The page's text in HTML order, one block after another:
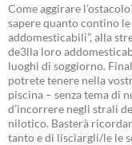
Come aggirare
sapere quanto contino
addomesticabili”, alla
de3lla loro
luoghi di soggiorno.
potrete tenere nella
piscina – senza tema di
d’incorrere negli strali
nilotico. Basterà
tanto e di lisciargli/le le